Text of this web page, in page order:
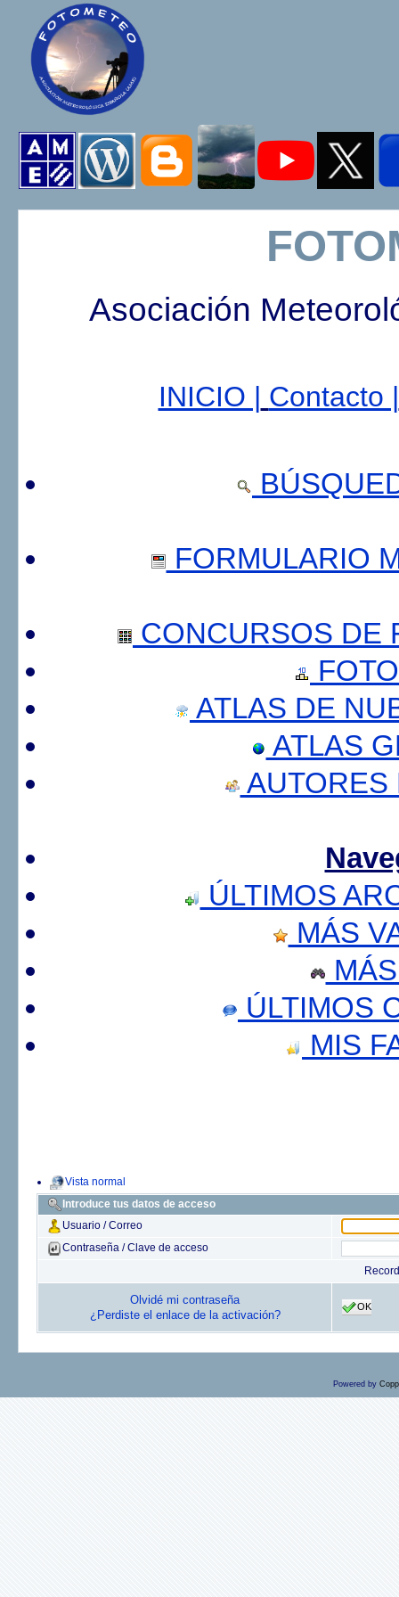
Asociación
INICIO | Contacto |
FORMULARIO
CONCURSOS DE
ATLAS DE
ATLAS
AUTORES
ÚLTIMOS
MÁS
ÚLTIMOS
MIS
Vista normal
Introduce tus datos de acceso
Usuario / Correo
Contraseña / Clave de acceso
Olvidé mi contraseña
¿Perdiste el enlace de la activación?
OK
Powered by